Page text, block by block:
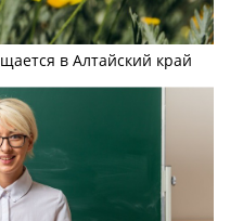
в Алтайский край